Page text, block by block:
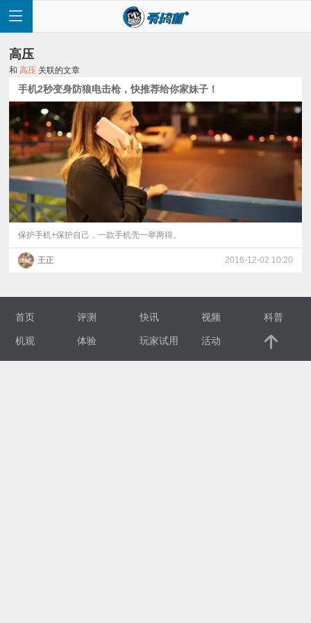
首
页
快
讯
评
测
视
高压
和高压 关联的文章
手机2秒变身防狼电击枪，快推荐给你家妹子！
保护手机+保护自己，一款手机壳一举两得。
王正 2016-12-02 10:20
首页 评测 快讯 视频 科普
机观 体验 玩家试用 活动